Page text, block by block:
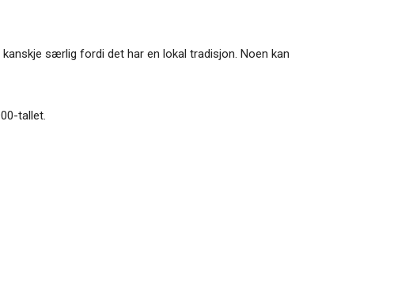
særlig fordi det har en lokal tradisjon. Noen kan
tallet.